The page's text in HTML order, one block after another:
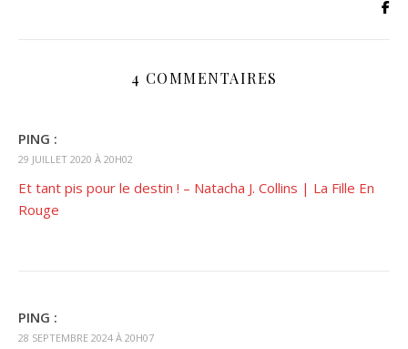
4 COMMENTAIRES
PING :
29 JUILLET 2020 À 20H02
Et tant pis pour le destin ! – Natacha J. Collins | La Fille En
Rouge
PING :
28 SEPTEMBRE 2024 À 20H07